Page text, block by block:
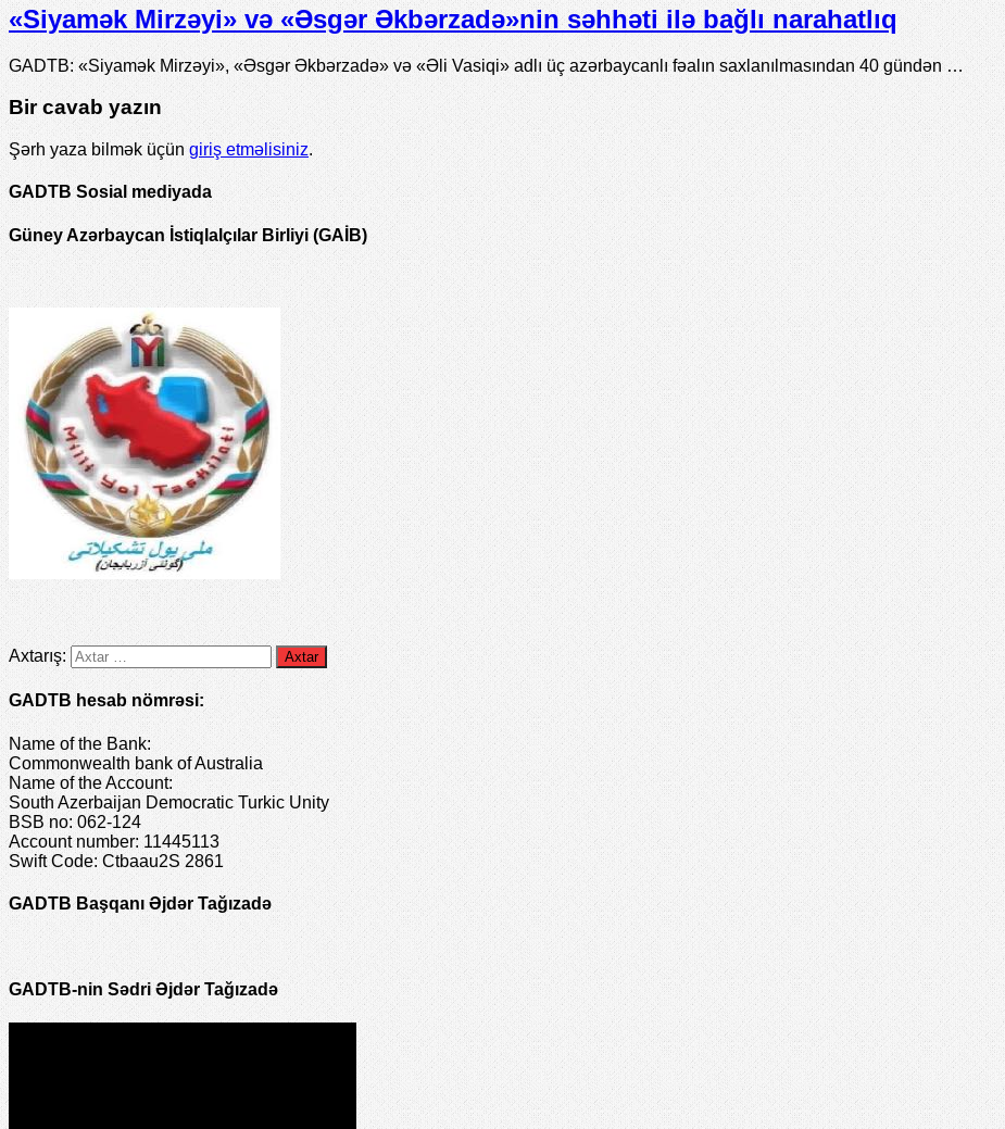
«Siyamək Mirzəyi» və «Əsgər Əkbərzadə»nin səhhəti ilə bağlı narahatlıq
GADTB: «Siyamək Mirzəyi», «Əsgər Əkbərzadə» və «Əli Vasiqi» adlı üç azərbaycanlı fəalın saxlanılmasından 40 gündən …
Bir cavab yazın
Şərh yaza bilmək üçün giriş etməlisiniz.
GADTB Sosial mediyada
Güney Azərbaycan İstiqlalçılar Birliyi (GAİB)
Axtarış:
GADTB hesab nömrəsi:
Name of the Bank:
Commonwealth bank of Australia
Name of the Account:
South Azerbaijan Democratic Turkic Unity
BSB no: 062-124
Account number: 11445113
Swift Code: Ctbaau2S 2861
GADTB Başqanı Əjdər Tağızadə
GADTB-nin Sədri Əjdər Tağızadə